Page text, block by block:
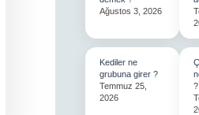
Ağustos 3, 2026
Kediler ne
grubuna girer ?
Temmuz 25,
2026
?